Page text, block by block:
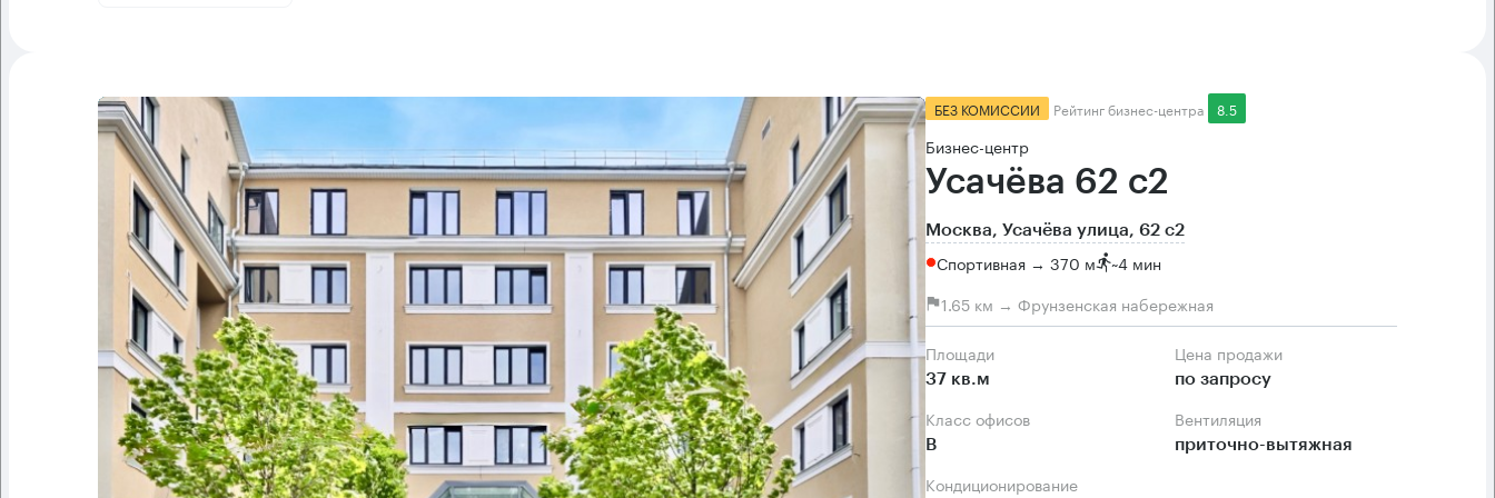
БЕЗ КОМИССИИ Рейтинг бизнес-центра 8.5
Бизнес-центр
Усачёва 62 с2
Москва, Усачёва улица, 62 с2
Спортивная → 370 м ~4 мин
1.65 км → Фрунзенская набережная
Площади
37 кв.м
Цена продажи
по запросу
Класс офисов
B
Вентиляция
приточно-вытяжная
Кондиционирование